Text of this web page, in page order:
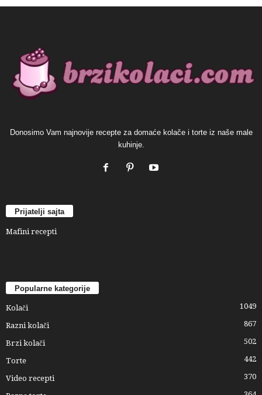
Donosimo Vam najnovije recepte za domaće kolače i torte iz naše male
kuhinje.
Prijatelji sajta
Mafini recepti
Popularne kategorije
Kolači 1049
Razni kolači 867
Brzi kolači 502
Torte 442
Video recepti 370